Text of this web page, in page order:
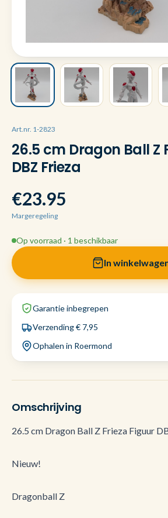
Art.nr. 1-2823
26.5 cm Dragon Ball Z
DBZ Frieza
€23.95
Margeregeling
Op voorraad · 1 beschikbaar
In
Garantie inbegrepen
Verzending € 7,95
Ophalen in Roermond
Omschrijving
26.5 cm Dragon Ball Z Frieza Figuur
Nieuw!
Dragonball Z